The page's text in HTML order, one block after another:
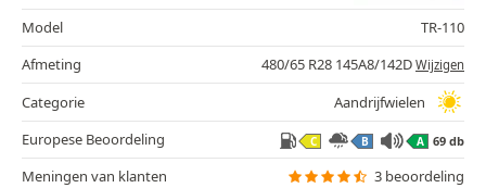
Model
TR-110
Afmeting
480/65 R28 145A8/142D Wijzigen
Categorie
Aandrijfwielen
Europese Beoordeling
C B A 69 db
Meningen van klanten
3 beoordeling